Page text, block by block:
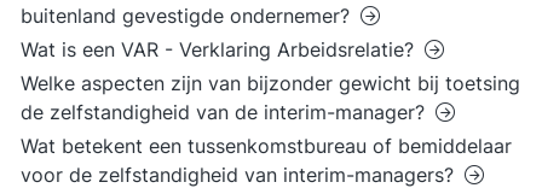
buitenland gevestigde ondernemer?
Wat is een VAR - Verklaring Arbeidsrelatie?
Welke aspecten zijn van bijzonder gewicht bij toetsing
de zelfstandigheid van de interim-manager?
Wat betekent een tussenkomstbureau of bemiddelaar
voor de zelfstandigheid van interim-managers?